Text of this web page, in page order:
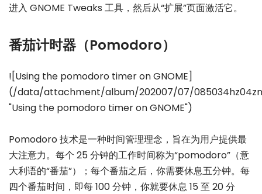
进入 GNOME Tweaks 工具，然后从“扩展”页面激活它。
番茄计时器（Pomodoro）
![Using the pomodoro timer on GNOME]
(/data/attachment/album/202007/07/
"Using the pomodoro timer on GNOME")
Pomodoro 技术是一种时间管理理念，旨在为用户提供最
大注意力。每个 25 分钟的工作时间称为“pomodoro”（意
大利语的“番茄”）；每个番茄之后，你需要休息五分钟。每
四个番茄时间，即每 100 分钟，你就要休息 15 至 20 分